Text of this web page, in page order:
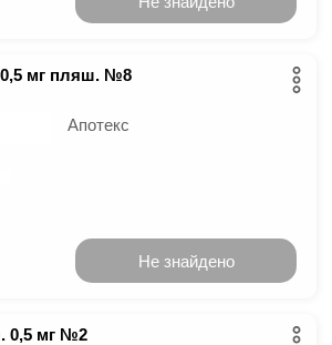
0,5 мг пляш. №8
Апотекс
Не знайдено
0,5 мг №2